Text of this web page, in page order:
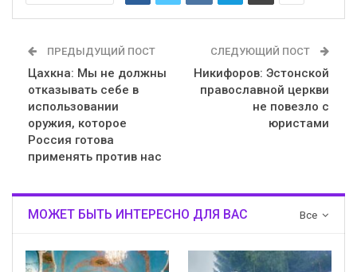
ПРЕДЫДУЩИЙ ПОСТ
Цахкна: Мы не должны
отказывать себе в
использовании
оружия, которое
Россия готова
применять против нас
СЛЕДУЮЩИЙ ПОСТ
Никифоров: Эстонской
православной церкви
не повезло с
юристами
Все
МОЖЕТ БЫТЬ ИНТЕРЕСНО ДЛЯ ВАС